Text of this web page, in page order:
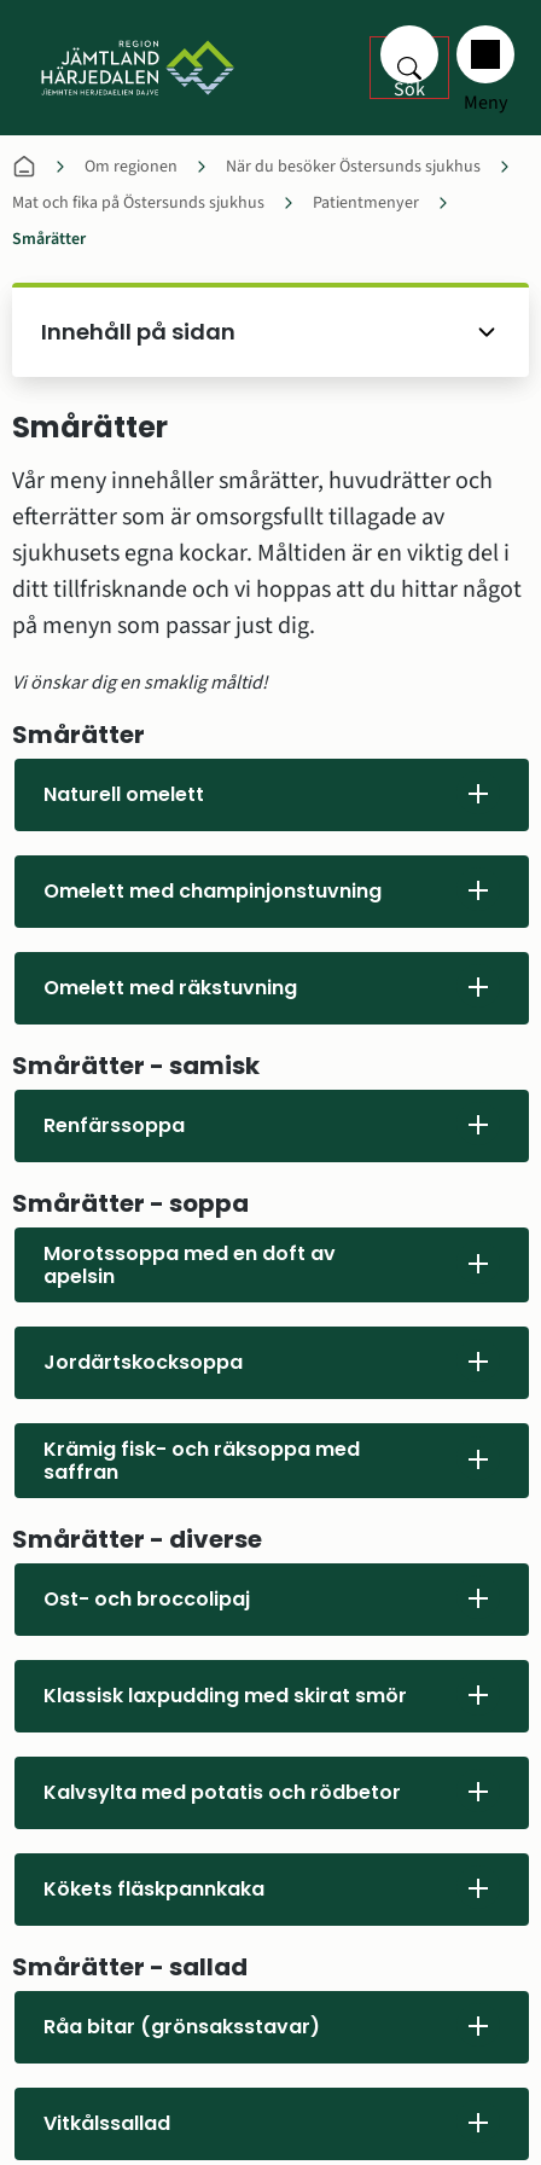
Sök Meny
Om regionen
När du besöker Östersunds sjukhus
Mat och fika på Östersunds sjukhus
Patientmenyer
Smårätter
Innehåll på sidan
Smårätter
Vår meny innehåller smårätter, huvudrätter och
efterrätter som är omsorgsfullt tillagade av
sjukhusets egna kockar. Måltiden är en viktig del i
ditt tillfrisknande och vi hoppas att du hittar något
på menyn som passar just dig.
Vi önskar dig en smaklig måltid!
Smårätter
Naturell omelett
Omelett med champinjonstuvning
Omelett med räkstuvning
Smårätter - samisk
Renfärssoppa
Smårätter - soppa
Morotssoppa med en doft av
apelsin
Jordärtskocksoppa
Krämig fisk- och räksoppa med
saffran
Smårätter - diverse
Ost- och broccolipaj
Klassisk laxpudding med skirat smör
Kalvsylta med potatis och rödbetor
Kökets fläskpannkaka
Smårätter - sallad
Råa bitar (grönsaksstavar)
Vitkålssallad